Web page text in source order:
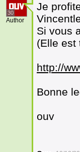
30
Author
Je
Si vous
(Elle est
http://
Bonne
ouv